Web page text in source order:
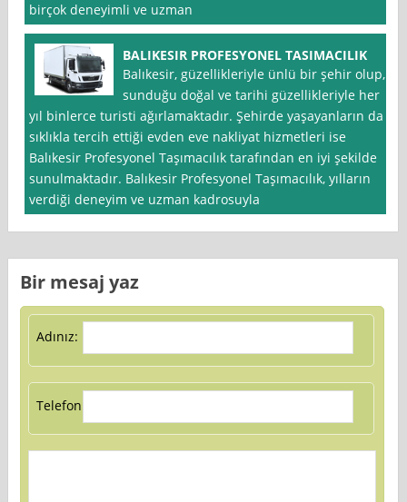
birçok deneyimli ve uzman
BALIKESIR PROFESYONEL TASIMACILIK
Balıkesir, güzellikleriyle ünlü bir şehir olup,
sunduğu doğal ve tarihi güzellikleriyle her
yıl binlerce turisti ağırlamaktadır. Şehirde yaşayanların da
sıklıkla tercih ettiği evden eve nakliyat hizmetleri ise
Balıkesir Profesyonel Taşımacılık tarafından en iyi şekilde
sunulmaktadır. Balıkesir Profesyonel Taşımacılık, yılların
verdiği deneyim ve uzman kadrosuyla
Bir mesaj yaz
Adınız:
Telefon: